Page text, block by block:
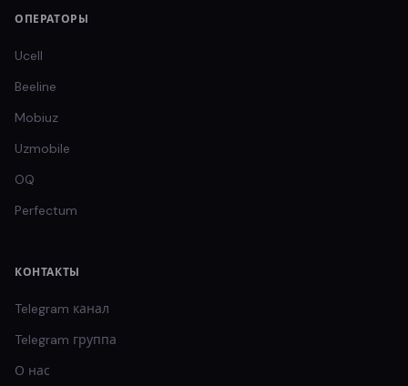
ОПЕРАТОРЫ
Ucell
Beeline
Mobiuz
Uzmobile
OQ
Perfectum
КОНТАКТЫ
Telegram канал
Telegram группа
О нас